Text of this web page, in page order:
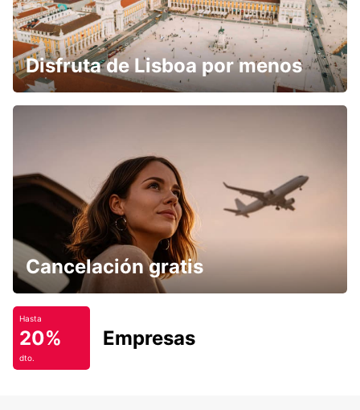
Disfruta de Lisboa por menos
Cancelación gratis
Hasta
20%
dto.
Empresas